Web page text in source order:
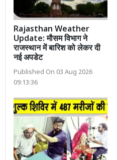
Rajasthan Weather
Update: मौसम विभाग ने
राजस्थान में बारिश को लेकर दी
नई अपडेट
Published On 03 Aug 2026
09:13:36